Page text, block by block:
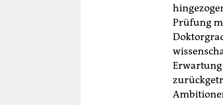
Prüfung